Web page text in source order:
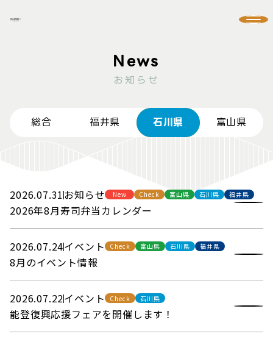
お知らせ
総合 福井県 石川県 富山県
2026年8月寿司弁当カレンダー
2026.07.31お知らせ New Check 富山県 石川県 福井県
8月のイベント情報
2026.07.24イベント Check 富山県 石川県 福井県
能登復興応援フェアを開催します！
2026.07.22イベント Check 石川県